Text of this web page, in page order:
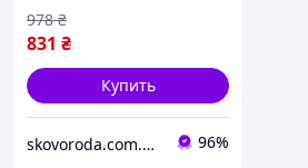
831 ₴
978 ₴
Купить
skovoroda.com.ua – все для кухни и дома 96%